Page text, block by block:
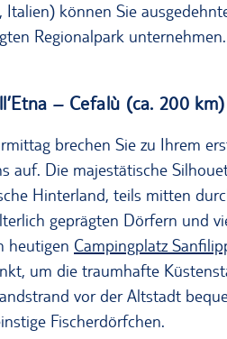
Italien) können Sie
Regionalpark unternehmen.
– Cefalù (ca. 200 km)
brechen Sie zu Ihrem
auf. Die majestätische
Hinterland, teils mitten
geprägten Dörfern und
heutigen Campingplatz
um die traumhafte
vor der Altstadt
Fischerdörfchen.